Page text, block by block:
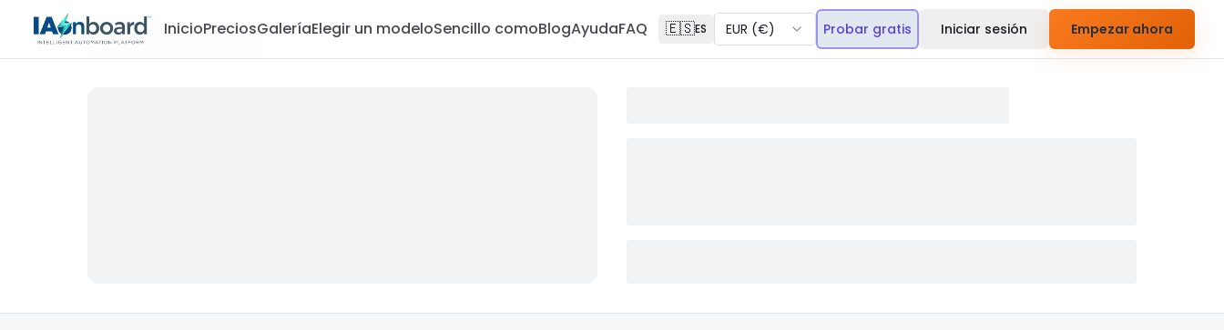
InicioPreciosGaleríaElegir un modeloSencillo comoBlogAyudaFAQ 🇪🇸ES EUR (€) Probar gratis Iniciar sesión Empezar ahora